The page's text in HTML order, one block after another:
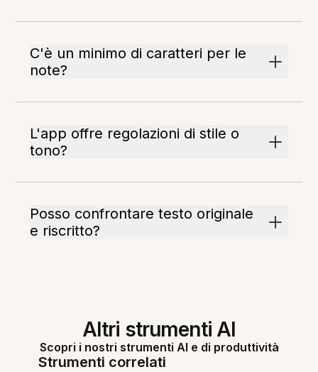
C'è un minimo di caratteri per le
note?
L'app offre regolazioni di stile o
tono?
Posso confrontare testo originale
e riscritto?
Altri strumenti AI
Scopri i nostri strumenti AI e di produttività
Strumenti correlati